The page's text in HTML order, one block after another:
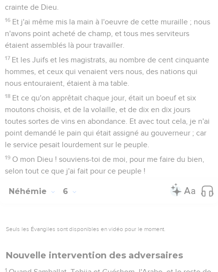
crainte de Dieu.
16 Et j'ai même mis la main à l'oeuvre de cette muraille ; nous
n'avons point acheté de champ, et tous mes serviteurs
étaient assemblés là pour travailler.
17 Et les Juifs et les magistrats, au nombre de cent cinquante
hommes, et ceux qui venaient vers nous, des nations qui
nous entouraient, étaient à ma table.
18 Et ce qu'on apprêtait chaque jour, était un boeuf et six
moutons choisis, et de la volaille, et de dix en dix jours
toutes sortes de vins en abondance. Et avec tout cela, je n'ai
point demandé le pain qui était assigné au gouverneur ; car
le service pesait lourdement sur le peuple.
19 O mon Dieu ! souviens-toi de moi, pour me faire du bien,
selon tout ce que j'ai fait pour ce peuple !
Néhémie 6
Seuls les Évangiles sont disponibles en vidéo pour le moment.
Nouvelle intervention des adversaires
1